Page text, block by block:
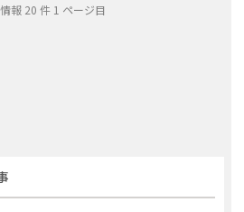
報 20 件 1 ページ目